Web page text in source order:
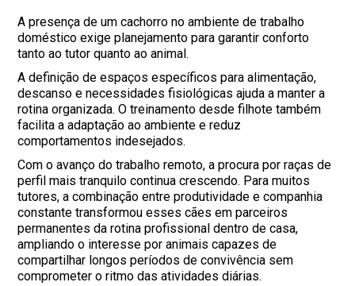
A presença de um cachorro no ambiente de trabalho
doméstico exige planejamento para garantir conforto
tanto ao tutor quanto ao animal.
A definição de espaços específicos para alimentação,
descanso e necessidades fisiológicas ajuda a manter a
rotina organizada. O treinamento desde filhote também
facilita a adaptação ao ambiente e reduz
comportamentos indesejados.
Com o avanço do trabalho remoto, a procura por raças de
perfil mais tranquilo continua crescendo. Para muitos
tutores, a combinação entre produtividade e companhia
constante transformou esses cães em parceiros
permanentes da rotina profissional dentro de casa,
ampliando o interesse por animais capazes de
compartilhar longos períodos de convivência sem
comprometer o ritmo das atividades diárias.